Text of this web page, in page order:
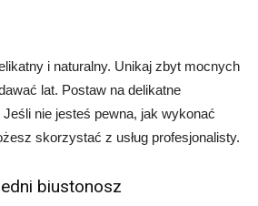
i naturalny. Unikaj zbyt mocnych
lat. Postaw na delikatne
nie jesteś pewna, jak wykonać
skorzystać z usług profesjonalisty.
biustonosz